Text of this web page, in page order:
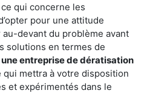
qui concerne les
pour une attitude
devant du problème avant
solutions en termes de
entreprise de dératisation
qui mettra à votre disposition
et expérimentés dans le